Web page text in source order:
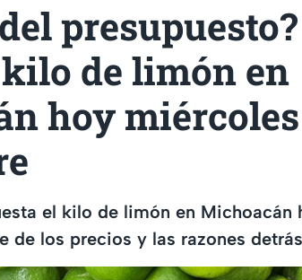
de limón en
hoy miércoles
el kilo de limón en Michoacán
de los precios y las razones